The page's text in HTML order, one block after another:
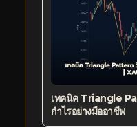
เทคนิค Triangle
กำไรอย่างมืออาชีพ